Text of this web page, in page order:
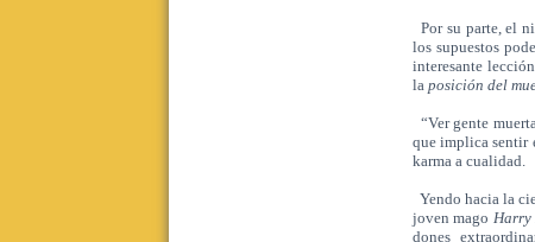
Por su parte, el
los supuestos
interesante
la posición del
“Ver gente
que implica sentir
karma a cualidad.
Yendo hacia la
joven mago Harry
dones